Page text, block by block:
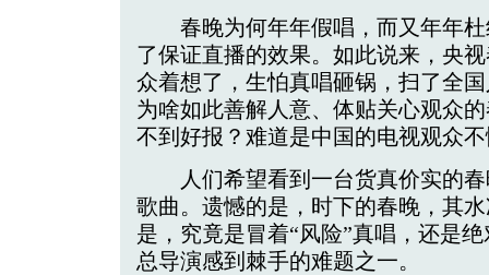
春晚为何年年假唱，而又年年杜
了保证直播的效果。如此说来，央
众着想了，生怕真唱砸锅，扫了全
为啥如此善解人意、体贴关心观众
不到好报？难道是中国的电视观众
人们希望看到一台货真价实的春
歌曲。遗憾的是，时下的春晚，其
是，究竟是冒着“风险”真唱，还是
总导演感到棘手的难题之一。